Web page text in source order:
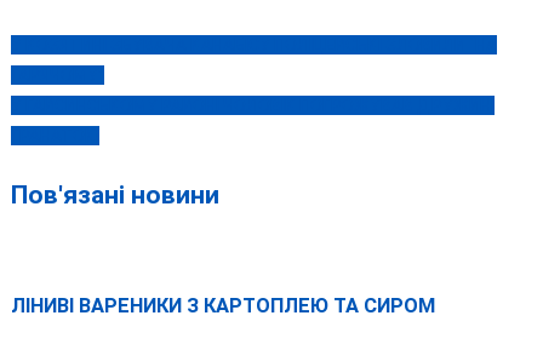
Навігація
записів
Пов'язані новини
ЛІНИВІ ВАРЕНИКИ З КАРТОПЛЕЮ ТА СИРОМ